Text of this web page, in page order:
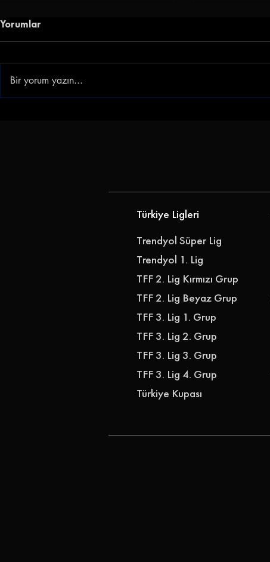
Yorumlar
Bir yorum yazın...
Türkiye Ligleri
Trendyol Süper Lig
Trendyol 1. Lig
TFF 2. Lig Kırmızı Grup
TFF 2. Lig Beyaz Grup
TFF 3. Lig 1. Grup
TFF 3. Lig 2. Grup
TFF 3. Lig 3. Grup
Türkiye Kupası
TFF 3. Lig 4. Grup